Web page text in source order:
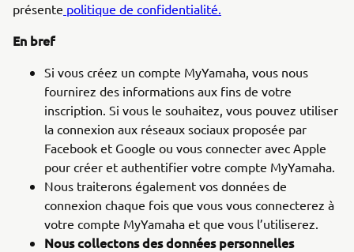
présente politique de confidentialité.
En bref
Si vous créez un compte MyYamaha, vous nous
fournirez des informations aux fins de votre
inscription. Si vous le souhaitez, vous pouvez utiliser
la connexion aux réseaux sociaux proposée par
Facebook et Google ou vous connecter avec Apple
pour créer et authentifier votre compte MyYamaha.
Nous traiterons également vos données de
connexion chaque fois que vous vous connecterez à
votre compte MyYamaha et que vous l’utiliserez.
Nous collectons des données personnelles